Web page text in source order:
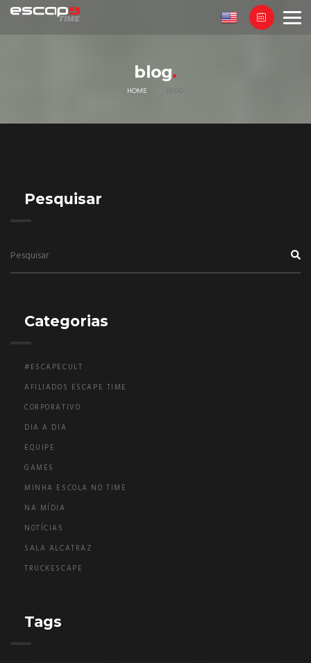
blog
HOME
Pesquisar
Categorias
#ESCAPECULT
AFILIADOS ESCAPE TIME
CORPORATIVO
DIA A DIA
EQUIPE
GAMES
MINHA ESCOLA NO TIME
NA MÍDIA
NOTÍCIAS
SALA ALCATRAZ
TRUCKESCAPE
Tags